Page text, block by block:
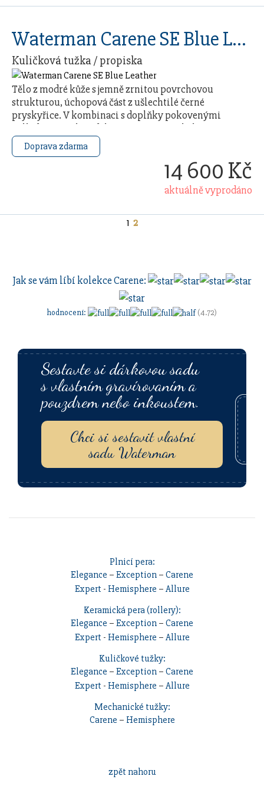
Waterman Carene SE Blue Leather
Kuličková tužka / propiska
Tělo z modré kůže s jemně zrnitou povrchovou
strukturou, úchopová část z ušlechtilé černé
pryskyřice. V kombinaci s doplňky pokovenými
palladiem. Víčko s dekorativními vertikálními
rytinami …
Doprava zdarma
14 600 Kč
aktuálně vyprodáno
1 2
Jak se vám líbí kolekceCarene:
hodnocení: (4.72)
Sestavte si dárkovou sadu
s vlastnímgravírovaníma
pouzdrem nebo inkoustem.
Chci si sestavit vlastní
sadu Waterman
Plnicí pera:
Elegance – Exception – Carene
Expert - Hemisphere – Allure
Keramická pera (rollery):
Elegance – Exception – Carene
Expert - Hemisphere – Allure
Kuličkové tužky:
Elegance – Exception – Carene
Expert - Hemisphere – Allure
Mechanické tužky:
Carene – Hemisphere
zpět nahoru